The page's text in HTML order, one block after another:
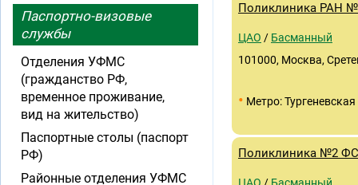
Поликлиника РАН
ЦАО / Басманный
101000, Москва,
• Метро: Тургеневская
Поликлиника №2
Паспортно-визовые
службы
Отделения УФМС
(гражданство РФ,
временное проживание,
вид на жительство)
Паспортные столы (паспорт
РФ)
Районные отделения УФМС